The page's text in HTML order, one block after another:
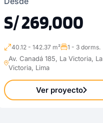
S/ 269,000
40.12 - 142.37 m² 1 - 3 dorms.
Av. Canadá 185, La Victoria, La
Victoria, Lima
Ver proyecto